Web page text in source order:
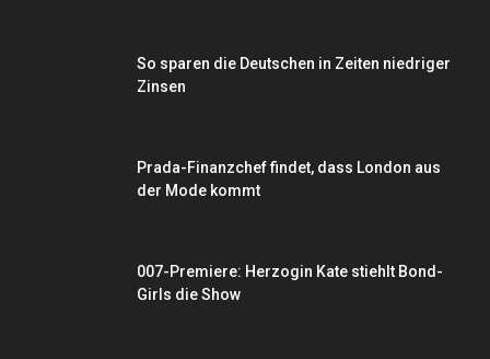
So sparen die Deutschen in Zeiten niedriger
Zinsen
Prada-Finanzchef findet, dass London aus
der Mode kommt
007-Premiere: Herzogin Kate stiehlt Bond-
Girls die Show